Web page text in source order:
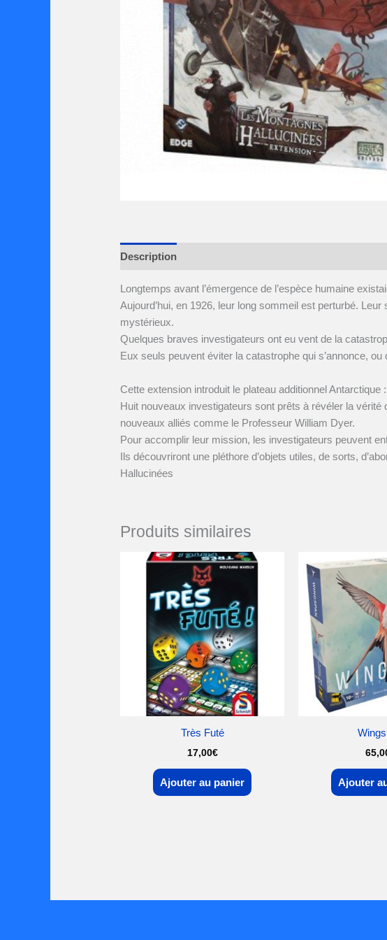
Description
Longtemps avant l’émergence de l’espèce humaine
Aujourd’hui, en 1926, leur long sommeil est perturbé.
mystérieux.
Quelques braves investigateurs ont eu vent de la
Eux seuls peuvent éviter la catastrophe qui s’annonce,
Cette extension introduit le plateau additionnel
Huit nouveaux investigateurs sont prêts à révéler la
nouveaux alliés comme le Professeur William Dyer.
Pour accomplir leur mission, les investigateurs peuvent
Ils découvriront une pléthore d’objets utiles, de sorts,
Hallucinées
Produits similaires
Très Futé
17,00€
Ajouter au panier Ajouter